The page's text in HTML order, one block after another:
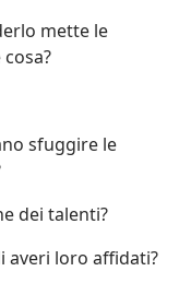
mette le
sfuggire le
dei talenti?
averi loro affidati?